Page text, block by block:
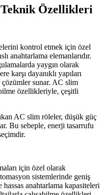
Özellikleri
kontrol etmek için özel
anahtarlama elemanlarıdır.
yaygın olarak
karşı dayanıklı yapıları
sunar. AC slim
özellikleriyle, çeşitli
AC slim röleler, düşük güç
Bu sebeple, enerji tasarrufu
için özel olarak
sistemlerinde geniş
hassas anahtarlama kapasiteleri